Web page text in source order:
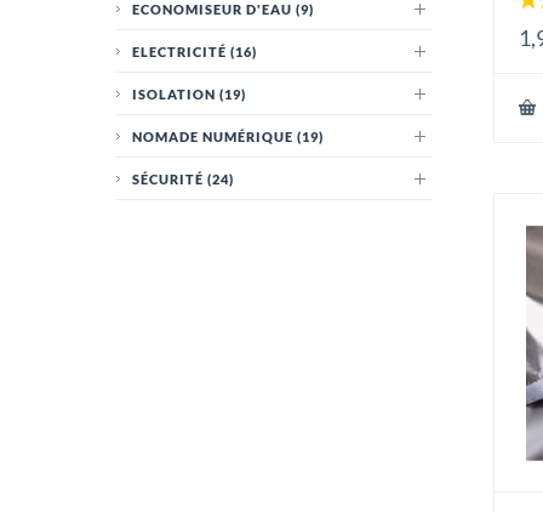
ECONOMISEUR D'EAU (9)
ELECTRICITÉ (16)
ISOLATION (19)
NOMADE NUMÉRIQUE (19)
SÉCURITÉ (24)